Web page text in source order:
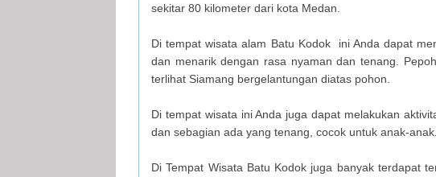
sekitar 80 kilometer dari kota Medan.
Di tempat wisata alam Batu Kodok ini Anda dapat
dan menarik dengan rasa nyaman dan tenang.
terlihat Siamang bergelantungan diatas pohon.
Di tempat wisata ini Anda juga dapat melakukan
dan sebagian ada yang tenang, cocok untuk anak-anak.
Di Tempat Wisata Batu Kodok juga banyak terdapat